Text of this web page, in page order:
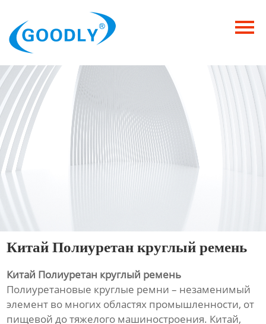
Продукция
ОТРАСЛИ
Категория
Новости
Контакты
Китай Полиуретан круглый ремень
Китай Полиуретан круглый ремень
Полиуретановые круглые ремни – незаменимый
элемент во многих областях промышленности, от
пищевой до тяжелого машиностроения. Китай,